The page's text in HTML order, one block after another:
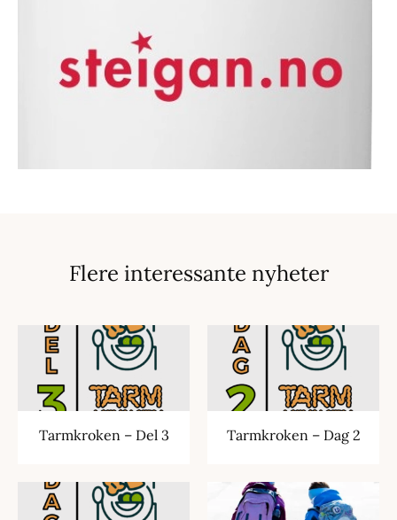
Flere interessante nyheter
Tarmkroken – Del 3 Tarmkroken – Dag 2